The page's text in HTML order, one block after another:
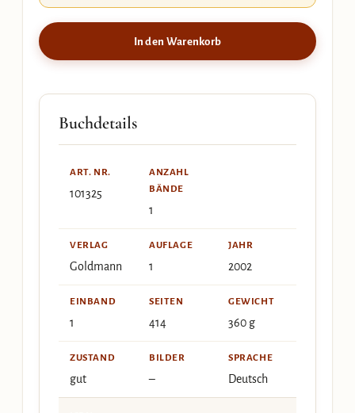
In den Warenkorb
Buchdetails
ART. NR.
101325
ANZAHL
BÄNDE
1
VERLAG
Goldmann
AUFLAGE
1
JAHR
2002
EINBAND
1
SEITEN
414
GEWICHT
360 g
ZUSTAND
gut
BILDER
–
SPRACHE
Deutsch